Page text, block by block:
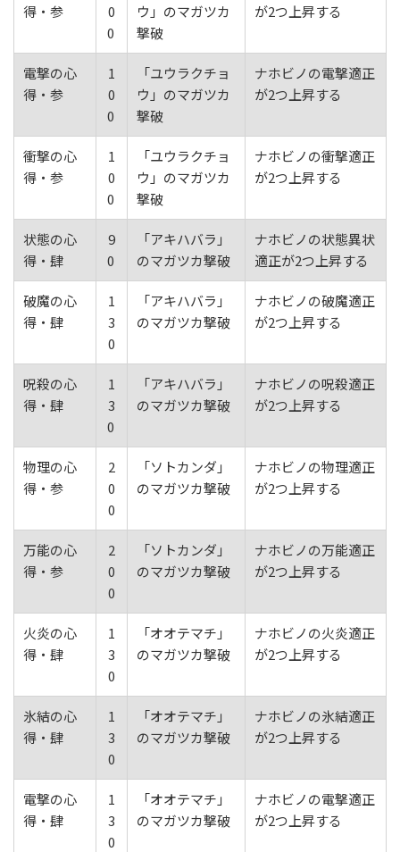
得・参
0
0
ウ」のマガツカ
撃破
が2つ上昇する
電撃の心
得・参
1
0
0
「ユウラクチョ
ウ」のマガツカ
撃破
ナホビノの電撃適正
が2つ上昇する
衝撃の心
得・参
1
0
0
「ユウラクチョ
ウ」のマガツカ
撃破
ナホビノの衝撃適正
が2つ上昇する
状態の心
得・肆
9
0
「アキハバラ」
のマガツカ撃破
ナホビノの状態異状
適正が2つ上昇する
破魔の心
得・肆
1
3
0
「アキハバラ」
のマガツカ撃破
ナホビノの破魔適正
が2つ上昇する
呪殺の心
得・肆
1
3
0
「アキハバラ」
のマガツカ撃破
ナホビノの呪殺適正
が2つ上昇する
物理の心
得・参
2
0
0
「ソトカンダ」
のマガツカ撃破
ナホビノの物理適正
が2つ上昇する
万能の心
得・参
2
0
0
「ソトカンダ」
のマガツカ撃破
ナホビノの万能適正
が2つ上昇する
火炎の心
得・肆
1
3
0
「オオテマチ」
のマガツカ撃破
ナホビノの火炎適正
が2つ上昇する
氷結の心
得・肆
1
3
0
「オオテマチ」
のマガツカ撃破
ナホビノの氷結適正
が2つ上昇する
電撃の心
得・肆
1
3
0
「オオテマチ」
のマガツカ撃破
ナホビノの電撃適正
が2つ上昇する